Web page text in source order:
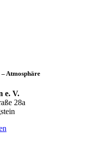
Atmosphäre
e. V.
28a